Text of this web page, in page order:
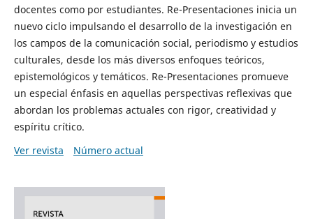
docentes como por estudiantes. Re-Presentaciones inicia un
nuevo ciclo impulsando el desarrollo de la investigación en
los campos de la comunicación social, periodismo y estudios
culturales, desde los más diversos enfoques teóricos,
epistemológicos y temáticos. Re-Presentaciones promueve
un especial énfasis en aquellas perspectivas reflexivas que
abordan los problemas actuales con rigor, creatividad y
espíritu crítico.
Ver revista
Número actual